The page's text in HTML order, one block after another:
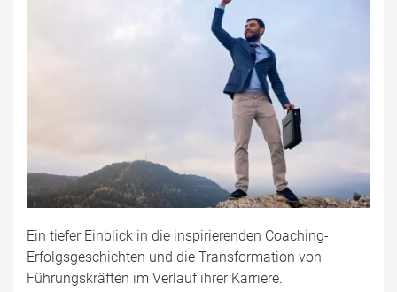
Ein tiefer Einblick in die inspirierenden Coaching-
Erfolgsgeschichten und die Transformation von
Führungskräften im Verlauf ihrer Karriere.